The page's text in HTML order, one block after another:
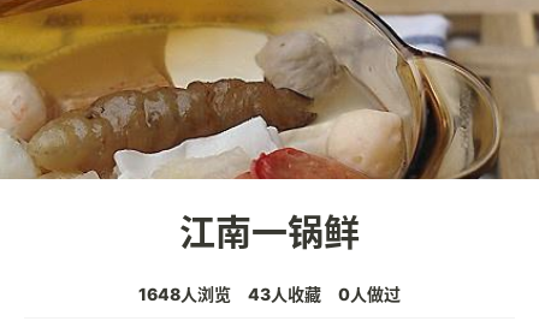
江南一锅鲜
1648人浏览 43人收藏 0人做过